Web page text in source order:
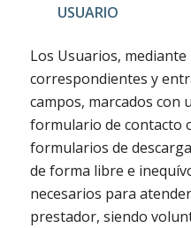
USUARIO
Los Usuarios, mediante
correspondientes y
campos, marcados con
formulario de contacto
formularios de
de forma libre e
necesarios para
prestador, siendo